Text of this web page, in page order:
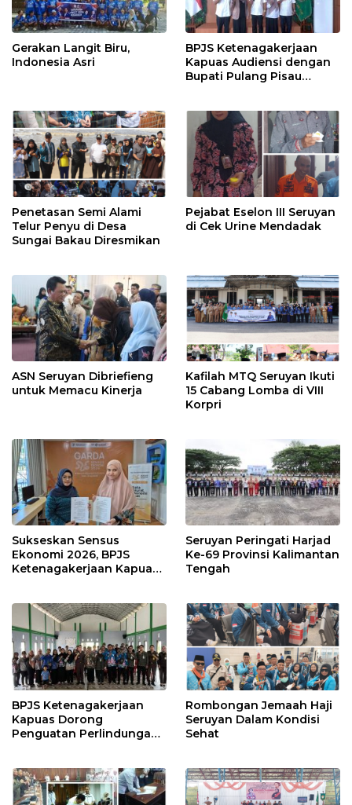
Gerakan Langit Biru,
Indonesia Asri
BPJS Ketenagakerjaan
Kapuas Audiensi dengan
Bupati Pulang Pisau
Pekerja Rentan
Penetasan Semi Alami
Telur Penyu di Desa
Sungai Bakau Diresmikan
Pejabat Eselon III Seruyan
di Cek Urine Mendadak
ASN Seruyan Dibriefieng
untuk Memacu Kinerja
Kafilah MTQ Seruyan Ikuti
15 Cabang Lomba di VIII
Korpri
Sukseskan Sensus
Ekonomi 2026, BPJS
Ketenagakerjaan Kapuas
Seruyan Peringati Harjad
Ke-69 Provinsi Kalimantan
Tengah
BPJS Ketenagakerjaan
Kapuas Dorong
Penguatan Perlindungan
Rombongan Jemaah Haji
Seruyan Dalam Kondisi
Sehat